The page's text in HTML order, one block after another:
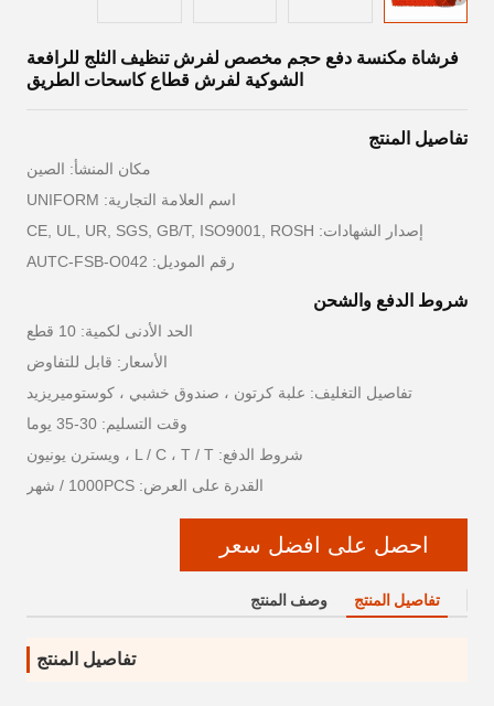
فرشاة مكنسة دفع حجم مخصص لفرش تنظيف الثلج للرافعة
الشوكية لفرش قطاع كاسحات الطريق
تفاصيل المنتج
مكان المنشأ: الصين
اسم العلامة التجارية: UNIFORM
إصدار الشهادات: CE, UL, UR, SGS, GB/T, ISO9001, ROSH
رقم الموديل: AUTC-FSB-O042
شروط الدفع والشحن
الحد الأدنى لكمية: 10 قطع
الأسعار: قابل للتفاوض
تفاصيل التغليف: علبة كرتون ، صندوق خشبي ، كوستوميريزيد
وقت التسليم: 30-35 يوما
شروط الدفع: L / C ، T / T ، ويسترن يونيون
القدرة على العرض: 1000PCS / شهر
احصل على افضل سعر
تفاصيل المنتج وصف المنتج
تفاصيل المنتج